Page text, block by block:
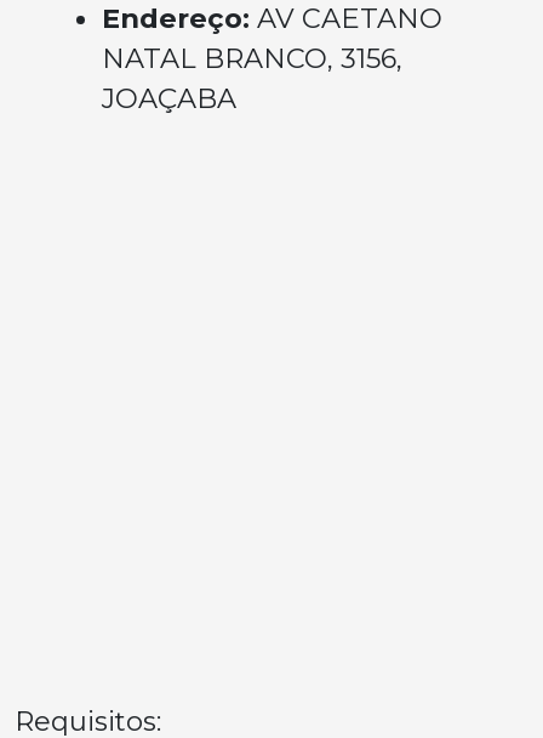
Endereço: AV CAETANO
NATAL BRANCO, 3156,
JOAÇABA
Requisitos: